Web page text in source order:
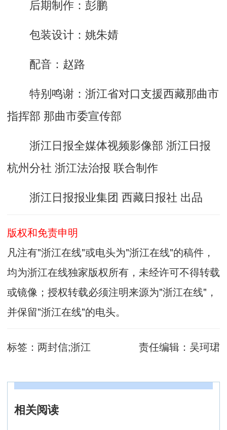
后期制作：彭鹏
包装设计：姚朱婧
配音：赵路
特别鸣谢：浙江省对口支援西藏那曲市
指挥部 那曲市委宣传部
浙江日报全媒体视频影像部 浙江日报
杭州分社 浙江法治报 联合制作
浙江日报报业集团 西藏日报社 出品
版权和免责申明
凡注有"浙江在线"或电头为"浙江在线"的稿件，
均为浙江在线独家版权所有，未经许可不得转载
或镜像；授权转载必须注明来源为"浙江在线"，
并保留"浙江在线"的电头。
标签： 两封信;浙江 责任编辑： 吴珂珺
相关阅读